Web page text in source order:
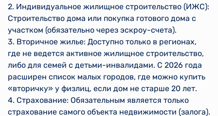
2. Индивидуальное жилищное строительство (ИЖС):
Строительство дома или покупка готового дома с
участком (обязательно через эскроу-счета).
3. Вторичное жилье: Доступно только в регионах,
где не ведется активное жилищное строительство,
либо для семей с детьми-инвалидами. С 2026 года
расширен список малых городов, где можно купить
«вторичку» у физлиц, если дом не старше 20 лет.
4. Страхование: Обязательным является только
страхование самого объекта недвижимости (залога).